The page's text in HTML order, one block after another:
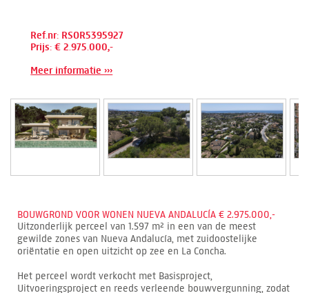
Ref.nr: RSOR5395927
Prijs: € 2.975.000,-
Meer informatie ›››
BOUWGROND VOOR WONEN NUEVA ANDALUCÍA € 2.975.000,-
Uitzonderlijk perceel van 1.597 m² in een van de meest
gewilde zones van Nueva Andalucía, met zuidoostelijke
oriëntatie en open uitzicht op zee en La Concha.
Het perceel wordt verkocht met Basisproject,
Uitvoeringsproject en reeds verleende bouwvergunning, zodat